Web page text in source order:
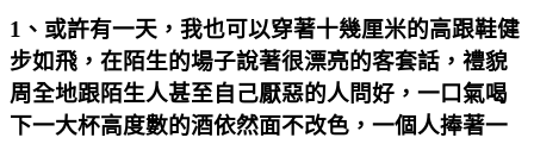
1 、或許有一天，我也可以穿著十幾厘米的高跟鞋健
步如飛，在陌生的場子說著很漂亮的客套話，禮貌
周全地跟陌生人甚至自己厭惡的人問好，一口氣喝
下一大杯高度數的酒依然面不改色，一個人捧著一